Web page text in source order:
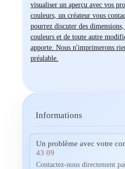
visualiser un aperçu avec vos
couleurs, un créateur vous
pourrez discuter des
couleurs et de toute autre
apporte. Nous n'imprimerons
préalable.
Informations
Un problème avec votre
43 09
Contactez-nous directement